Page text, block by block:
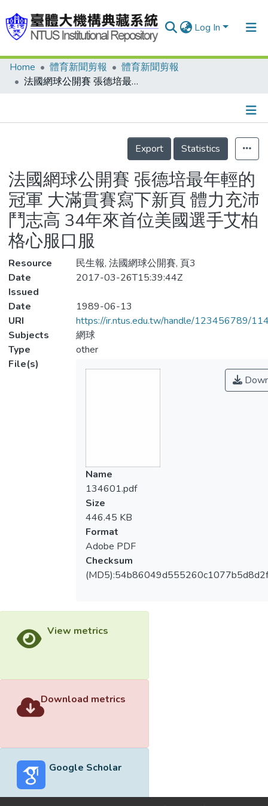
Log In
Communities & Collections
Statistics
Home 體育新聞剪報
體育新聞剪報
法國網球公開賽 張德培最年輕的冠軍 大滿貫賽寫下新頁 體力充沛鬥志高 34年來首位美國選手艾柏格心服口服
Details
Export
Statistics
法國網球公開賽 張德培最年輕的
冠軍 大滿貫賽寫下新頁 體力充沛
鬥志高 34年來首位美國選手艾柏
格心服口服
Resource
民生報, 法國網球公開賽, 頁3
Date
Issued
2017-03-26T15:39:44Z
Date
1989-06-13
URI
https://ir.ntus.edu.tw/handle/123456789/
Subjects
網球
Type
other
File(s)
Name
134601.pdf
Size
446.45 KB
Format
Adobe PDF
Checksum
View metrics
Download metrics
Google Scholar